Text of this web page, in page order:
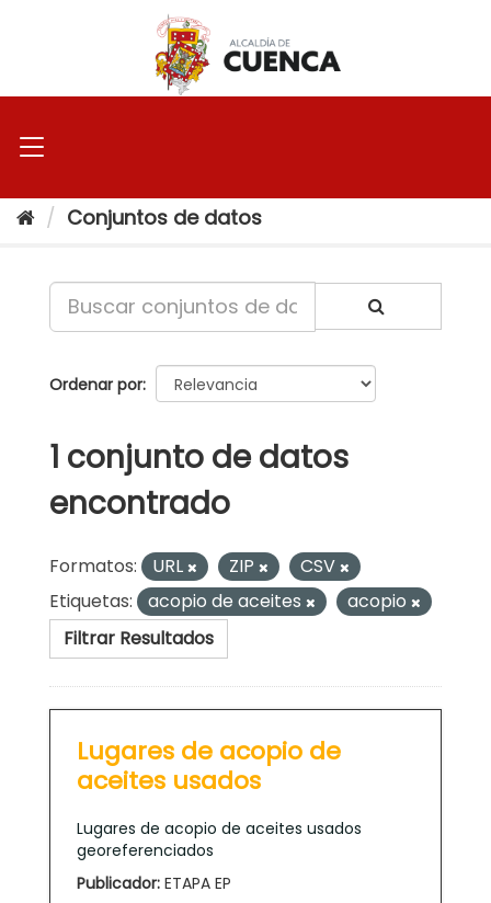
Conjuntos de datos
Ordenar por
1 conjunto de datos
encontrado
Formatos: URL ZIP
CSV
Etiquetas:
acopio de aceites
acopio
Filtrar Resultados
Lugares de acopio de
aceites usados
Lugares de acopio de aceites usados
georeferenciados
Publicador: ETAPA EP